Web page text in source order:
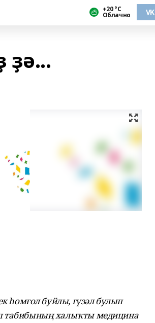
+20 °С
Облачно VK
ҙә...
һомғол буйлы, гүзәл булып
табибының халыҡты медицина